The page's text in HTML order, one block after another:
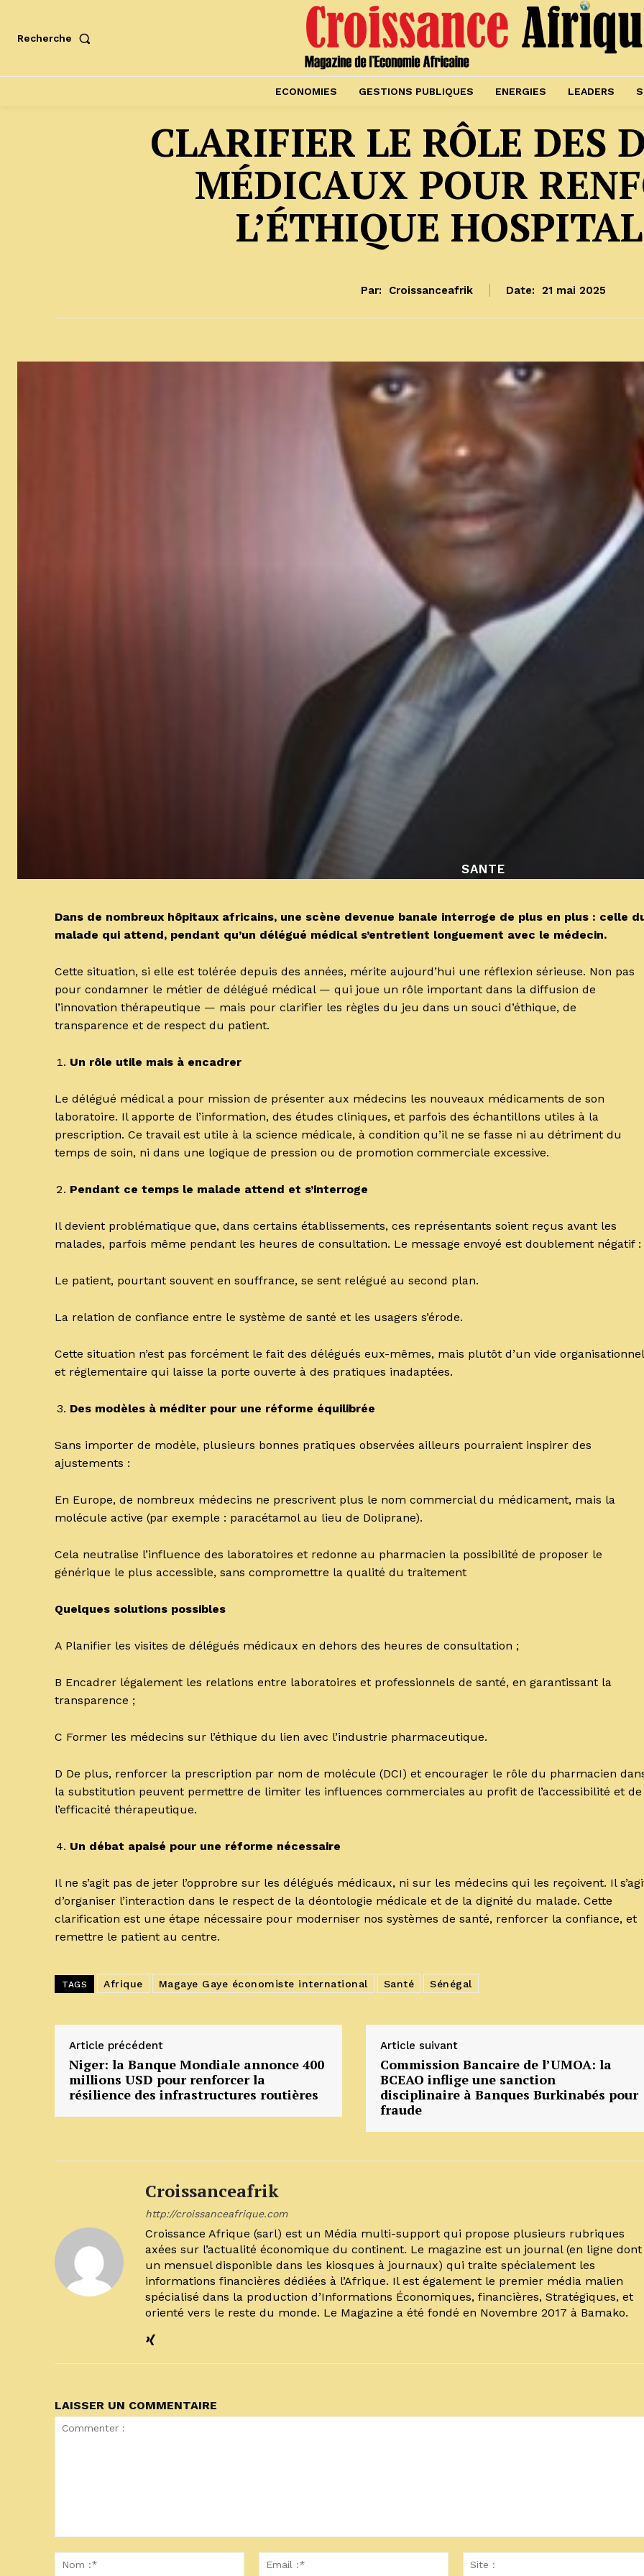
Recherche
ECONOMIES GESTIONS PUBLIQUES ENERGIES LEADERS
CLARIFIER LE RÔLE DES
MÉDICAUX POUR
L’ÉTHIQUE
Par: Croissanceafrik Date: 21 mai 2025
SANTE
Dans de nombreux hôpitaux africains, une scène devenue banale interroge de plus en plus : celle
malade qui attend, pendant qu’un délégué médical s’entretient longuement avec le médecin.
Cette situation, si elle est tolérée depuis des années, mérite aujourd’hui une réflexion sérieuse. Non pas
pour condamner le métier de délégué médical — qui joue un rôle important dans la diffusion de
l’innovation thérapeutique — mais pour clarifier les règles du jeu dans un souci d’éthique, de
transparence et de respect du patient.
Un rôle utile mais à encadrer
Le délégué médical a pour mission de présenter aux médecins les nouveaux médicaments de son
laboratoire. Il apporte de l’information, des études cliniques, et parfois des échantillons utiles à la
prescription. Ce travail est utile à la science médicale, à condition qu’il ne se fasse ni au détriment du
temps de soin, ni dans une logique de pression ou de promotion commerciale excessive.
Pendant ce temps le malade attend et s’interroge
Il devient problématique que, dans certains établissements, ces représentants soient reçus avant les
malades, parfois même pendant les heures de consultation. Le message envoyé est doublement négatif :
Le patient, pourtant souvent en souffrance, se sent relégué au second plan.
La relation de confiance entre le système de santé et les usagers s’érode.
Cette situation n’est pas forcément le fait des délégués eux-mêmes, mais plutôt d’un vide organisationnel
et réglementaire qui laisse la porte ouverte à des pratiques inadaptées.
Des modèles à méditer pour une réforme équilibrée
Sans importer de modèle, plusieurs bonnes pratiques observées ailleurs pourraient inspirer des
ajustements :
En Europe, de nombreux médecins ne prescrivent plus le nom commercial du médicament, mais la
molécule active (par exemple : paracétamol au lieu de Doliprane).
Cela neutralise l’influence des laboratoires et redonne au pharmacien la possibilité de proposer le
générique le plus accessible, sans compromettre la qualité du traitement
Quelques solutions possibles
A Planifier les visites de délégués médicaux en dehors des heures de consultation ;
B Encadrer légalement les relations entre laboratoires et professionnels de santé, en garantissant la
transparence ;
C Former les médecins sur l’éthique du lien avec l’industrie pharmaceutique.
D De plus, renforcer la prescription par nom de molécule (DCI) et encourager le rôle du pharmacien
la substitution peuvent permettre de limiter les influences commerciales au profit de l’accessibilité et de
l’efficacité thérapeutique.
Un débat apaisé pour une réforme nécessaire
Il ne s’agit pas de jeter l’opprobre sur les délégués médicaux, ni sur les médecins qui les reçoivent. Il
d’organiser l’interaction dans le respect de la déontologie médicale et de la dignité du malade. Cette
clarification est une étape nécessaire pour moderniser nos systèmes de santé, renforcer la confiance, et
remettre le patient au centre.
TAGS Afrique Magaye Gaye économiste international Santé Sénégal
Article précédent
Niger: la Banque Mondiale annonce 400
millions USD pour renforcer la
résilience des infrastructures routières
Article suivant
Commission Bancaire de l’UMOA: la
BCEAO inflige une sanction
disciplinaire à Banques Burkinabés pour
fraude
Croissanceafrik
http://croissanceafrique.com
Croissance Afrique (sarl) est un Média multi-support qui propose plusieurs rubriques
axées sur l’actualité économique du continent. Le magazine est un journal (en ligne dont
un mensuel disponible dans les kiosques à journaux) qui traite spécialement les
informations financières dédiées à l’Afrique. Il est également le premier média malien
spécialisé dans la production d’Informations Économiques, financières, Stratégiques, et
orienté vers le reste du monde. Le Magazine a été fondé en Novembre 2017 à Bamako.
LAISSER UN COMMENTAIRE
Email